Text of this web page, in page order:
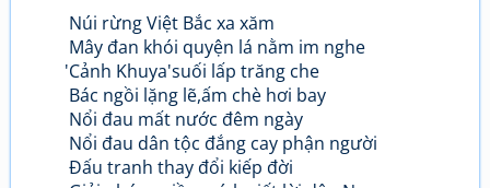
Núi rừng Việt Bắc xa xăm
Mây đan khói quyện lá nằm im nghe
'Cảnh Khuya'suối lấp trăng che
Bác ngồi lặng lẽ,ấm chè hơi bay
Nổi đau mất nước đêm ngày
Nổi đau dân tộc đắng cay phận người
Đấu tranh thay đổi kiếp đời